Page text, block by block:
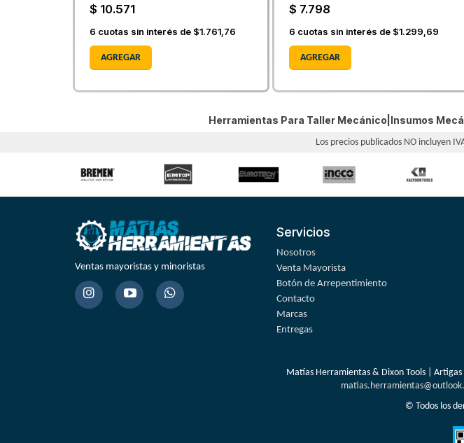
$ 10.571
6 cuotas sin interés de $1.761,76
AGREGAR
$ 7.798
6 cuotas sin interés de $1.299,69
AGREGAR
Herramientas Para Taller Mecánico|Insumos
Los precios publicados NO incluyen
Ventas mayoristas y minoristas
Servicios
Nosotros
Venta Mayorista
Botón de Arrepentimiento
Contacto
Marcas
Entregas
Matías Herramientas & Dixon Tools |
© Todos los